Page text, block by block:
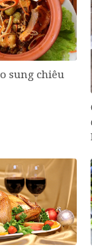
sung chiêu